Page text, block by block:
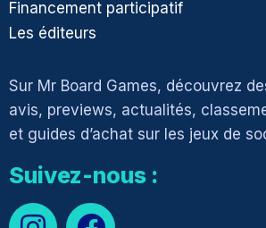
Financement participatif
Les éditeurs
Sur Mr Board Games, découvrez
avis, previews, actualités,
et guides d’achat sur les jeux de
Suivez-nous :